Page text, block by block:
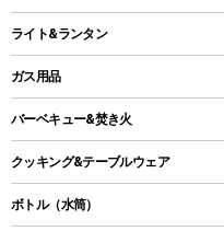
ロッジ型・オリジナルテント
タープ
スクエアタープ（レクタタープ）
メッシュタープ
インフレータブルマット
レジャーシート
ライト&ランタン
LEDランタン
ガスランタン
オイルランタン
LEDライト
ガス用品
ガスバーナー
ガス缶
バーベキュー&焚き火
バーベキューコンロ、グリル
焚き火台タイプ（ロースタイル）グリ
クッキング&テーブルウェア
ダッチオーブン
ボトル（水筒）